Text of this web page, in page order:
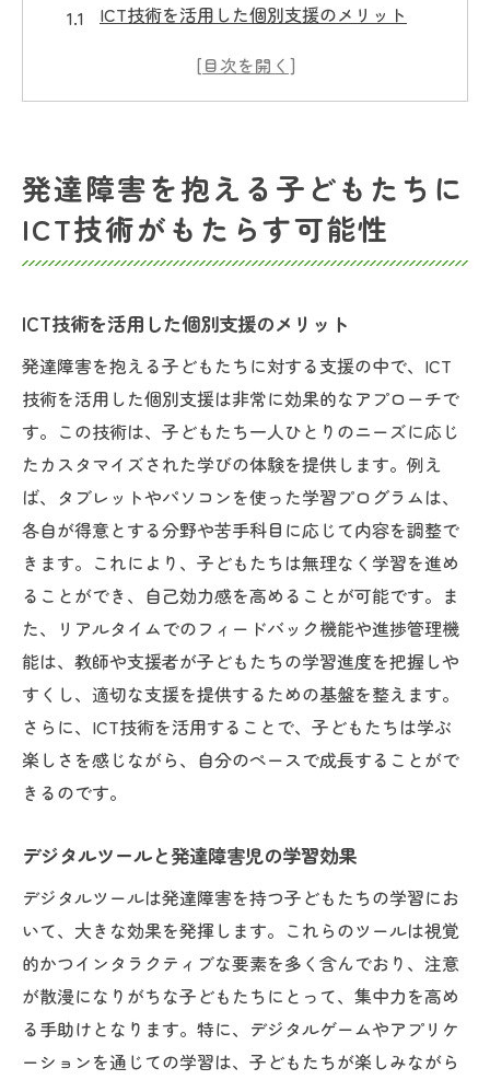
ICT技術を活用した個別支援のメリット
デジタルツールと発達障害児の学習効果
にICTができること
ICT技術がもたらす新しい学びの環境
発達障害児支援におけるデータ活用の可能
感覚統合療法で発達障害児の新たな成長を促進
感覚統合療法の基本とその効果
発達障害児の感覚過敏への対策
新しい療法としての感覚統合療法の実践例
感覚統合療法が発達障害児の自己規律を育
む
セラピー環境の工夫とその重要性
感覚統合療法と他の支援方法の連携
多様なニーズに応える発達障害児支援の最前線
発達障害児のニーズを正確に把握する方法
個別化された支援計画の策定
多様な支援方法の統合による効果的なアプ
ローチ
発達障害児支援のための地域社会の取り組
最新の研究とその現場での応用
発達障害児が自己の強みを発見するための革新
的アプローチ
強みを発見するためのアセスメント手法
才能を伸ばすための教育プログラム
発達障害を抱える子どもたちに
ICT技術がもたらす可能性
ICT技術を活用した個別支援のメリット
発達障害を抱える子どもたちに対する支援の中で、ICT
技術を活用した個別支援は非常に効果的なアプローチで
す。この技術は、子どもたち一人ひとりのニーズに応じ
たカスタマイズされた学びの体験を提供します。例え
ば、タブレットやパソコンを使った学習プログラムは、
各自が得意とする分野や苦手科目に応じて内容を調整で
きます。これにより、子どもたちは無理なく学習を進め
ることができ、自己効力感を高めることが可能です。ま
た、リアルタイムでのフィードバック機能や進捗管理機
能は、教師や支援者が子どもたちの学習進度を把握しや
すくし、適切な支援を提供するための基盤を整えます。
さらに、ICT技術を活用することで、子どもたちは学ぶ
楽しさを感じながら、自分のペースで成長することがで
きるのです。
デジタルツールと発達障害児の学習効果
デジタルツールは発達障害を持つ子どもたちの学習にお
いて、大きな効果を発揮します。これらのツールは視覚
的かつインタラクティブな要素を多く含んでおり、注意
が散漫になりがちな子どもたちにとって、集中力を高め
る手助けとなります。特に、デジタルゲームやアプリケ
ーションを通じての学習は、子どもたちが楽しみながら